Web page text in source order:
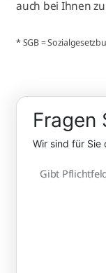
auch bei Ihnen
* SGB =
Fragen
Wir sind für Sie
Gibt